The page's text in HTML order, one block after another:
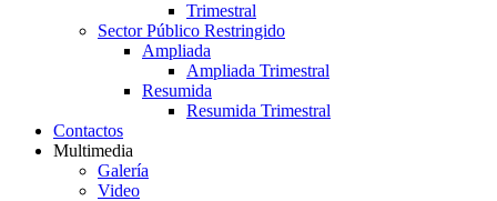
Trimestral
Sector Público Restringido
Ampliada
Ampliada Trimestral
Resumida
Resumida Trimestral
Contactos
Multimedia
Galería
Video